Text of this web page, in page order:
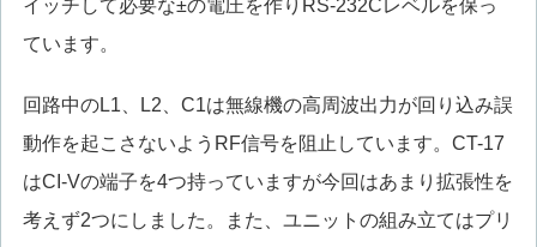
イッチして必要な±の電圧を作りRS-232Cレベルを保っ
ています。
回路中のL1、L2、C1は無線機の高周波出力が回り込み誤
動作を起こさないようRF信号を阻止しています。CT-17
はCI-Vの端子を4つ持っていますが今回はあまり拡張性を
考えず2つにしました。また、ユニットの組み立てはプリ